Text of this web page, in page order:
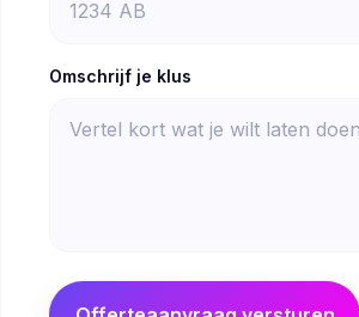
Omschrijf je klus